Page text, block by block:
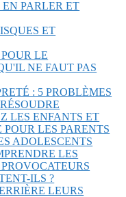
PARLER ET
ET
LE
NE FAUT PAS
: 5 PROBLÈMES
LES ENFANTS ET
LES PARENTS
ADOLESCENTS
LES
ILS ?
LEURS